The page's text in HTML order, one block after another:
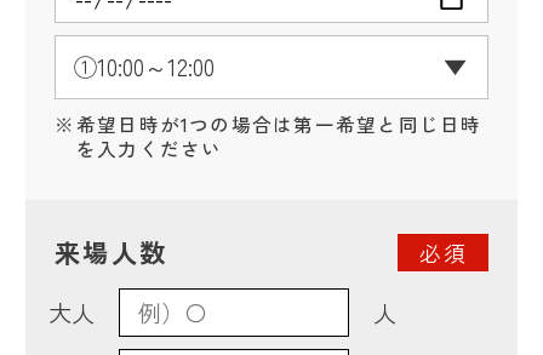
※ 希望日時が1つの場合は第一希望と同じ日時
を入力ください
来場人数 必須
大人
人